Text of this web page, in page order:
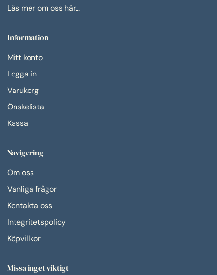
Läs mer om oss här...
Information
Mitt konto
Logga in
Varukorg
Önskelista
Kassa
Navigering
Om oss
Vanliga frågor
Kontakta oss
Integritetspolicy
Köpvillkor
Missa inget viktigt